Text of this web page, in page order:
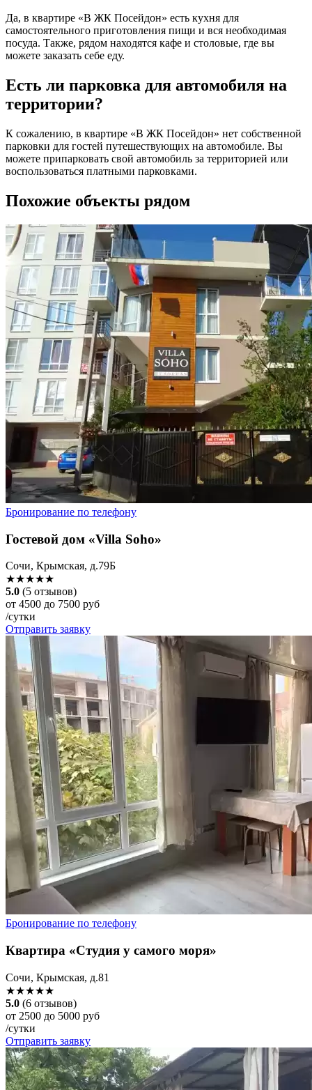
Да, в квартире «В ЖК Посейдон» есть кухня для
самостоятельного приготовления пищи и вся необходимая
посуда. Также, рядом находятся кафе и столовые, где вы
можете заказать себе еду.
Есть ли парковка для автомобиля на
территории?
К сожалению, в квартире «В ЖК Посейдон» нет собственной
парковки для гостей путешествующих на автомобиле. Вы
можете припарковать свой автомобиль за территорией или
воспользоваться платными парковками.
Похожие объекты рядом
Бронирование по телефону
Гостевой дом «Villa Soho»
Сочи, Крымская, д.79Б
★★★★★
5.0 (5 отзывов)
от 4500 до 7500 руб
/сутки
Отправить заявку
Бронирование по телефону
Квартира «Студия у самого моря»
Сочи, Крымская, д.81
★★★★★
5.0 (6 отзывов)
от 2500 до 5000 руб
/сутки
Отправить заявку